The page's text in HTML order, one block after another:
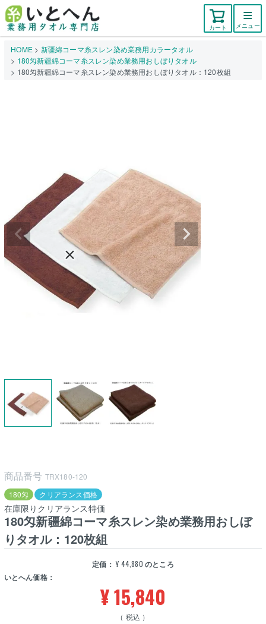
カート メニュー
HOME
新疆綿コーマ糸スレン染め業務用カラータオル
180匁新疆綿コーマ糸スレン染め業務用おしぼりタオル
180匁新疆綿コーマ糸スレン染め業務用おしぼりタオル：120枚組
商品番号 TRX180-120
180匁
クリアランス価格
在庫限りクリアランス特価
180匁新疆綿コーマ糸スレン染め業務用おしぼ
りタオル：120枚組
定価： ¥ 44,880 のところ
いとへん価格：
¥15,840
税込